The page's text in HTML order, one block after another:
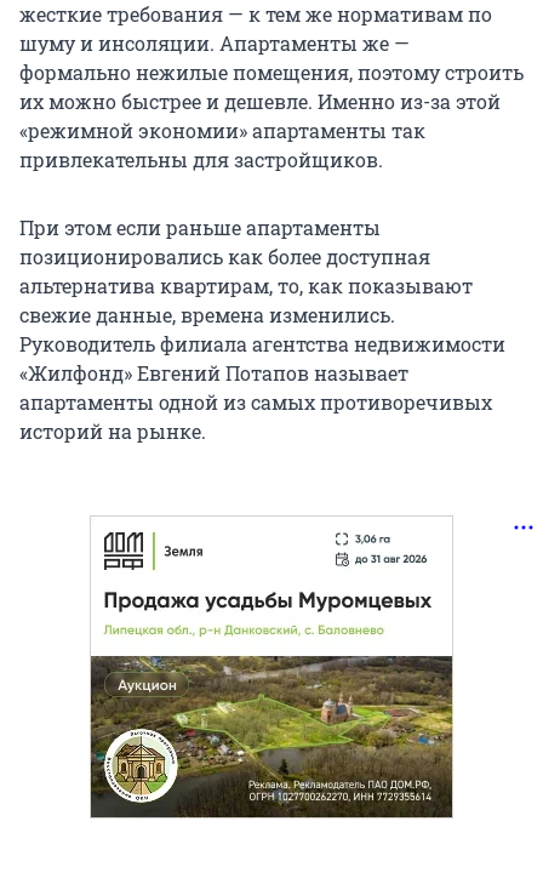
жесткие требования — к тем же нормативам по
шуму и инсоляции. Апартаменты же —
формально нежилые помещения, поэтому строить
их можно быстрее и дешевле. Именно из-за этой
«режимной экономии» апартаменты так
привлекательны для застройщиков.
При этом если раньше апартаменты
позиционировались как более доступная
альтернатива квартирам, то, как показывают
свежие данные, времена изменились.
Руководитель филиала агентства недвижимости
«Жилфонд» Евгений Потапов называет
апартаменты одной из самых противоречивых
историй на рынке.